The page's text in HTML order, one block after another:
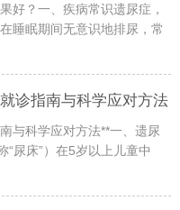
好？一、疾病常识遗尿症，
睡眠期间无意识地排尿，常
诊指南与科学应对方法
与科学应对方法**一、遗尿
尿床”）在5岁以上儿童中